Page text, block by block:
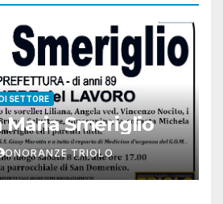
SETTORE
Maria Smeriglio
ONORANZE TRIOLO